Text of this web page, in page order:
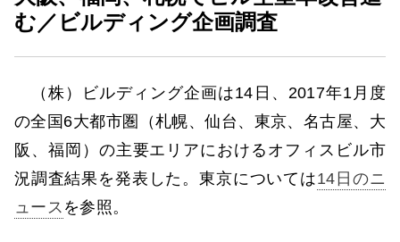
む／ビルディング企画調査
（株）ビルディング企画は14日、2017年1月度
の全国6大都市圏（札幌、仙台、東京、名古屋、大
阪、福岡）の主要エリアにおけるオフィスビル市
況調査結果を発表した。東京については14日のニ
ュース を参照。